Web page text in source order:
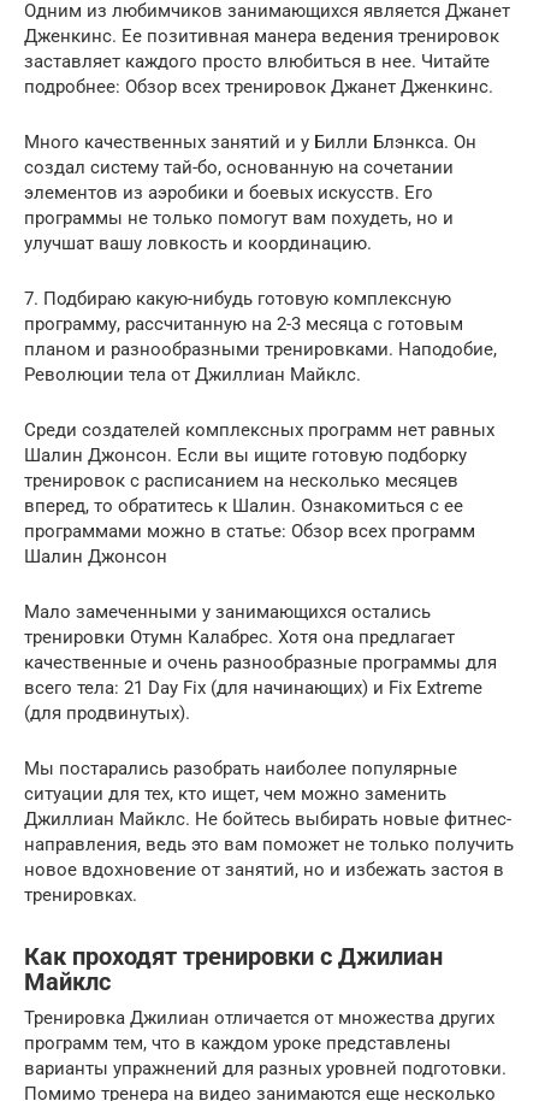
Одним из любимчиков занимающихся является Джанет
Дженкинс. Ее позитивная манера ведения тренировок
заставляет каждого просто влюбиться в нее. Читайте
подробнее: Обзор всех тренировок Джанет Дженкинс.
Много качественных занятий и у Билли Блэнкса. Он
создал систему тай-бо, основанную на сочетании
элементов из аэробики и боевых искусств. Его
программы не только помогут вам похудеть, но и
улучшат вашу ловкость и координацию.
7. Подбираю какую-нибудь готовую комплексную
программу, рассчитанную на 2-3 месяца с готовым
планом и разнообразными тренировками. Наподобие,
Революции тела от Джиллиан Майклс.
Среди создателей комплексных программ нет равных
Шалин Джонсон. Если вы ищите готовую подборку
тренировок с расписанием на несколько месяцев
вперед, то обратитесь к Шалин. Ознакомиться с ее
программами можно в статье: Обзор всех программ
Шалин Джонсон
Мало замеченными у занимающихся остались
тренировки Отумн Калабрес. Хотя она предлагает
качественные и очень разнообразные программы для
всего тела: 21 Day Fix (для начинающих) и Fix Extreme
(для продвинутых).
Мы постарались разобрать наиболее популярные
ситуации для тех, кто ищет, чем можно заменить
Джиллиан Майклс. Не бойтесь выбирать новые фитнес-
направления, ведь это вам поможет не только получить
новое вдохновение от занятий, но и избежать застоя в
тренировках.
Как проходят тренировки с Джилиан
Майклс
Тренировка Джилиан отличается от множества других
программ тем, что в каждом уроке представлены
варианты упражнений для разных уровней подготовки.
Помимо тренера на видео занимаются еще несколько